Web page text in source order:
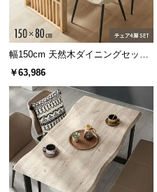
梱
設
置
サ
ー
ビ
ス
に
つ
い
幅150cm 天然木ダイニングセット
一枚板デザイン 4人掛け
￥63,986